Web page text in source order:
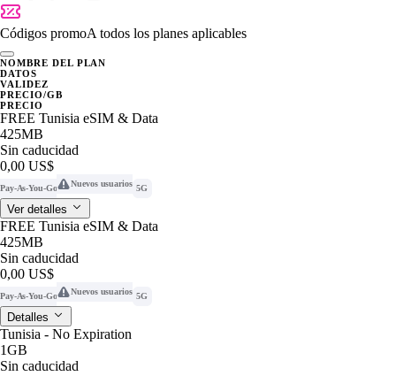
Códigos promoA todos los planes aplicables
NOMBRE DEL PLAN
DATOS
VALIDEZ
PRECIO/GB
PRECIO
FREE Tunisia eSIM & Data
425MB
Sin caducidad
0,00 US$
Pay-As-You-Go Nuevos usuarios 5G
Ver detalles
FREE Tunisia eSIM & Data
425MB
Sin caducidad
0,00 US$
Pay-As-You-Go Nuevos usuarios 5G
Detalles
Tunisia - No Expiration
1GB
Sin caducidad